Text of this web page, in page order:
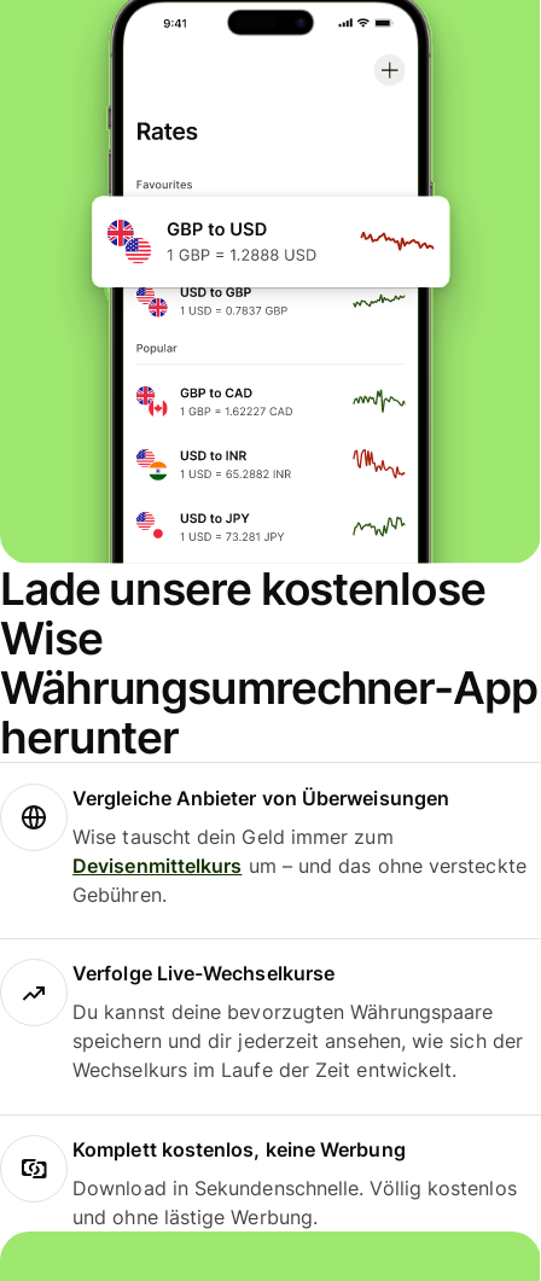
Lade unsere kostenlose
Wise
Währungsumrechner-App
herunter
Vergleiche Anbieter von Überweisungen
Wise tauscht dein Geld immer zum
Devisenmittelkurs um – und das ohne versteckte
Gebühren.
Verfolge Live-Wechselkurse
Du kannst deine bevorzugten Währungspaare
speichern und dir jederzeit ansehen, wie sich der
Wechselkurs im Laufe der Zeit entwickelt.
Komplett kostenlos, keine Werbung
Download in Sekundenschnelle. Völlig kostenlos
und ohne lästige Werbung.